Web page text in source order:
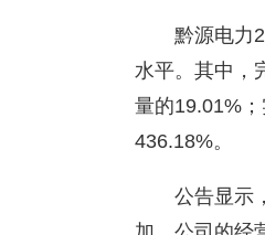
黔源电力
水平。其中，
量的19.01%
436.18%。
公告显示